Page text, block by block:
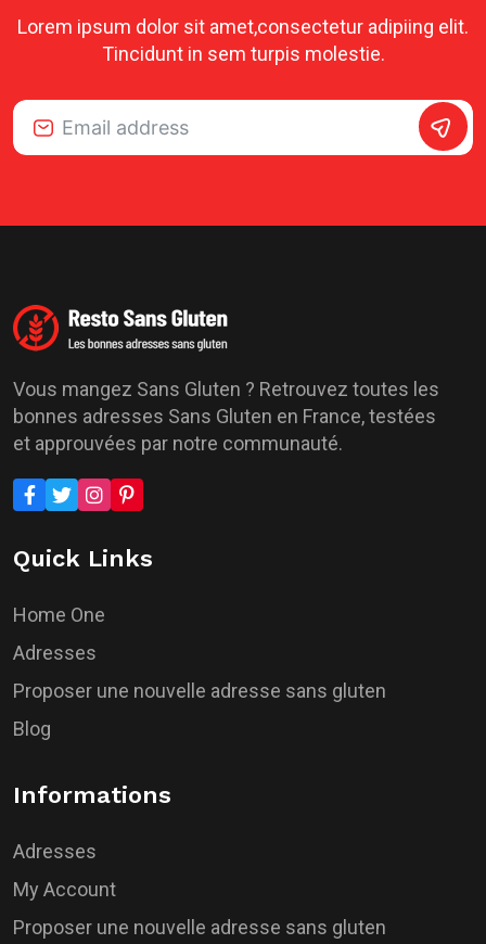
Lorem ipsum dolor sit amet,consectetur adipiing elit.
Tincidunt in sem turpis molestie.
Vous mangez Sans Gluten ? Retrouvez toutes les
bonnes adresses Sans Gluten en France, testées
et approuvées par notre communauté.
Quick Links
Home One
Adresses
Proposer une nouvelle adresse sans gluten
Blog
Informations
Adresses
My Account
Proposer une nouvelle adresse sans gluten